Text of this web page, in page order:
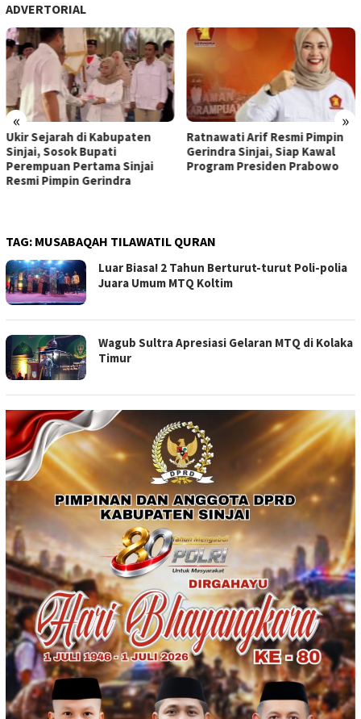
ADVERTORIAL
« »
Ukir Sejarah di Kabupaten
Sinjai, Sosok Bupati
Perempuan Pertama Sinjai
Resmi Pimpin Gerindra
Ratnawati Arif Resmi Pimpin
Gerindra Sinjai, Siap Kawal
Program Presiden Prabowo
TAG: MUSABAQAH TILAWATIL QURAN
Luar Biasa! 2 Tahun Berturut-turut Poli-polia
Juara Umum MTQ Koltim
Wagub Sultra Apresiasi Gelaran MTQ di Kolaka
Timur